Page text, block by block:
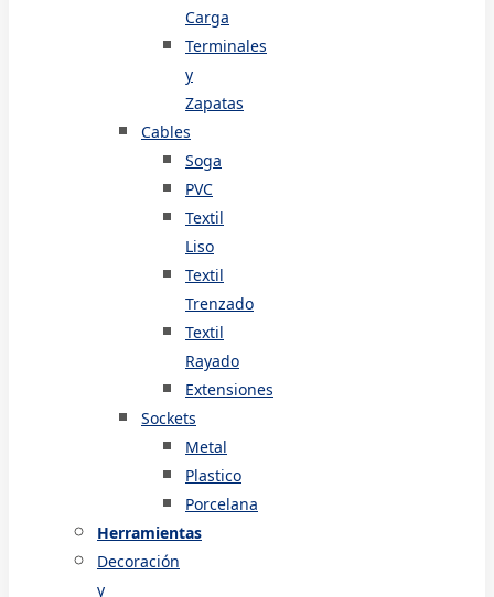
Carga
Terminales
y
Zapatas
Cables
Soga
PVC
Textil
Liso
Textil
Trenzado
Textil
Rayado
Extensiones
Sockets
Metal
Plastico
Porcelana
Herramientas
Decoración
y